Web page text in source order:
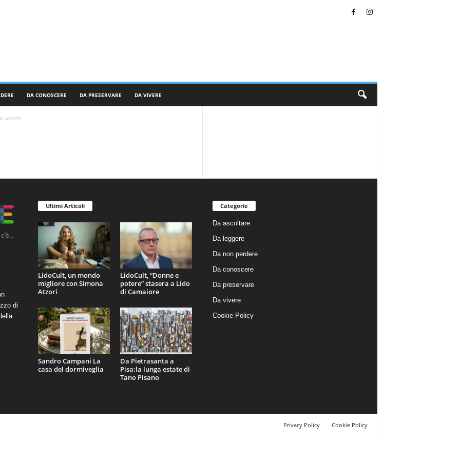
DA CONOSCERE DA PRESERVARE DA VIVERE
Lancini
di
Ultimi Articoli
LidoCult, un mondo
migliore con Simona
Atzori
LidoCult, “Donne e
potere” stasera a Lido
di Camaiore
Sandro Campani La
casa del dormiveglia
Da Pietrasanta a
Pisa:la lunga estate di
Tano Pisano
Categorie
Da ascoltare
Da leggere
Da non perdere
Da conoscere
Da preservare
Da vivere
Cookie Policy
Privacy Policy Cookie Policy